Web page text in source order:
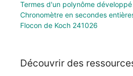
Termes d'un polynôme
Chronomètre en secondes
Flocon de Koch 241026
Découvrir des